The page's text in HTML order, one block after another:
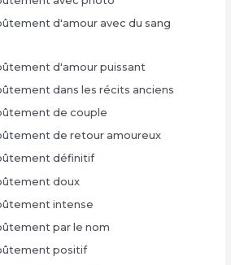
d'amour avec du sang
d'amour puissant
dans les récits anciens
de couple
de retour amoureux
définitif
doux
intense
par le nom
positif